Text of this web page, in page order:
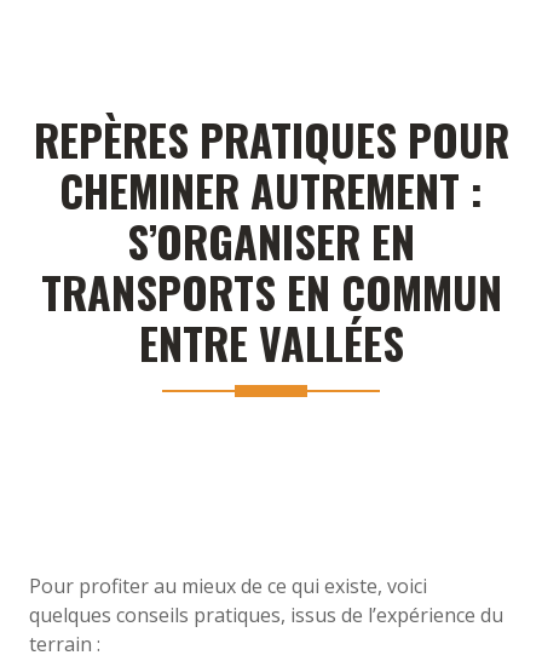
REPÈRES PRATIQUES POUR
CHEMINER AUTREMENT :
S’ORGANISER EN
TRANSPORTS EN COMMUN
ENTRE VALLÉES
Pour profiter au mieux de ce qui existe, voici
quelques conseils pratiques, issus de l’expérience du
terrain :